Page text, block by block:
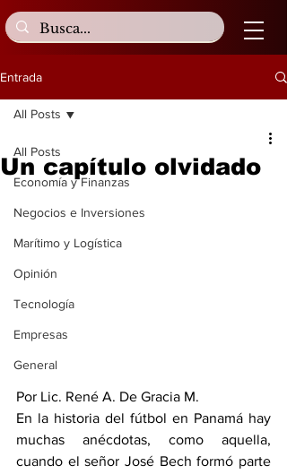
Entrada
All Posts
Economía y Finanzas
Negocios e Inversiones
Marítimo y Logística
Opinión
Tecnología
Empresas
General
All Posts
Un capítulo olvidado
Por Lic. René A. De Gracia M.
En la historia del fútbol en Panamá hay
muchas anécdotas, como aquella,
cuando el señor José Bech formó parte